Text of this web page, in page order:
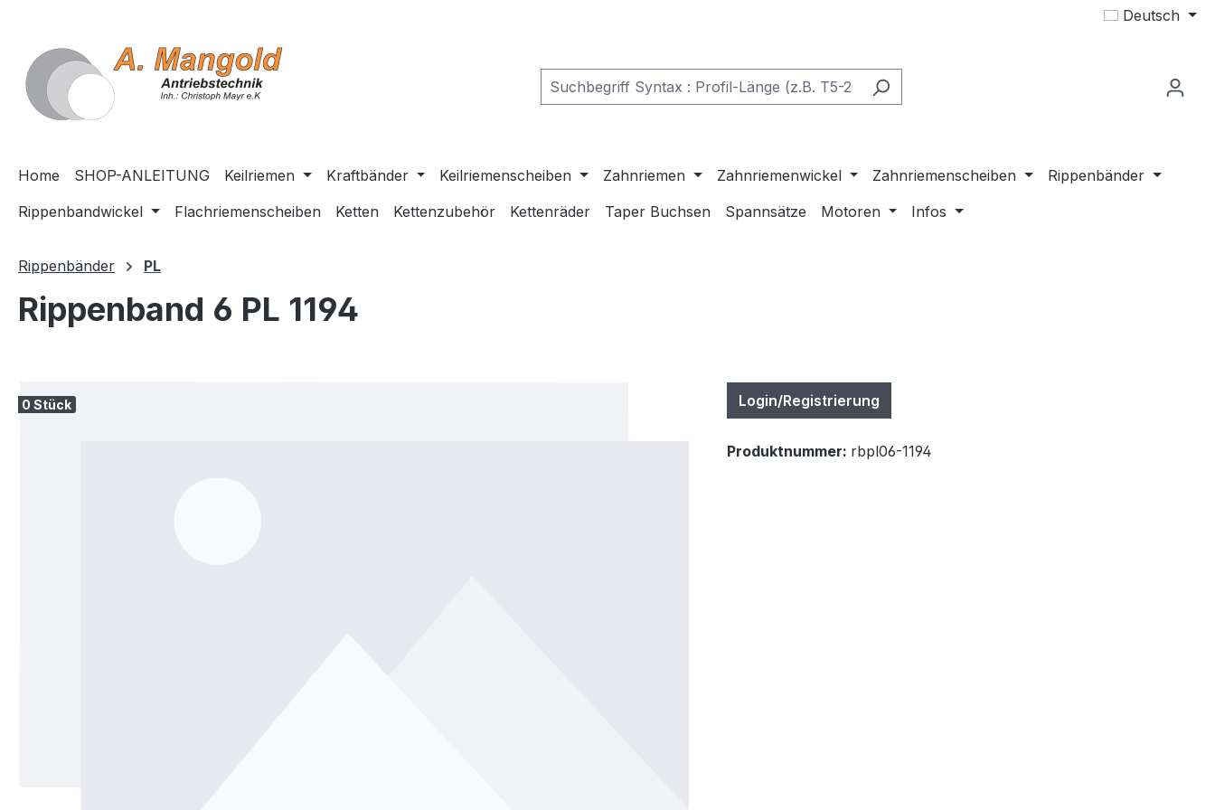
Deutsch
Home SHOP-ANLEITUNG Keilriemen Kraftbänder Keilriemenscheiben Zahnriemen Zahnriemenwickel Zahnriemenscheiben
Rippenbänder
Rippenbandwickel
Flachriemenscheiben Ketten Kettenzubehör Kettenräder Taper Buchsen Spannsätze Motoren Infos
Rippenbänder PL
Rippenband 6 PL 1194
0 Stück Login/Registrierung
Produktnummer: rbpl06-1194